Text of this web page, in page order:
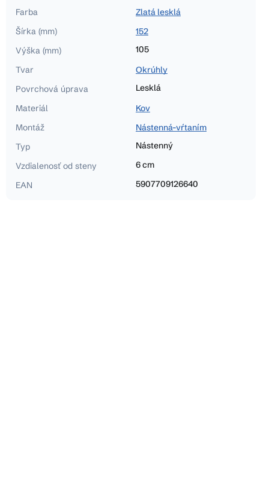
Farba
Zlatá lesklá
Šírka (mm)
152
Výška (mm)
105
Tvar
Okrúhly
Povrchová úprava
Lesklá
Materiál
Kov
Montáž
Nástenná-vŕtaním
Typ
Nástenný
Vzdialenosť od steny
6 cm
EAN
5907709126640